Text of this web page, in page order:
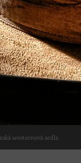
westernová sedla